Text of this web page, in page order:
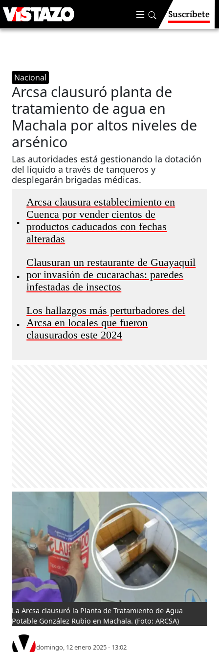
Suscríbete
Nacional
Arcsa clausuró planta de
tratamiento de agua en
Machala por altos niveles de
arsénico
Las autoridades está gestionando la dotación
del líquido a través de tanqueros y
desplegarán brigadas médicas.
•
Arcsa clausura establecimiento en
Cuenca por vender cientos de
productos caducados con fechas
alteradas
•
Clausuran un restaurante de Guayaquil
por invasión de cucarachas: paredes
infestadas de insectos
•
Los hallazgos más perturbadores del
Arcsa en locales que fueron
clausurados este 2024
La Arcsa clausuró la Planta de Tratamiento de Agua
Potable González Rubio en Machala.(Foto: ARCSA)
domingo, 12 enero 2025 - 13:02